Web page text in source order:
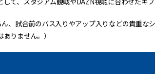
、試合前のバス入りやアップ入りなどの貴重な
りません。）